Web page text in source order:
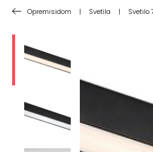
Opremisidom | Svetila | Svetilo